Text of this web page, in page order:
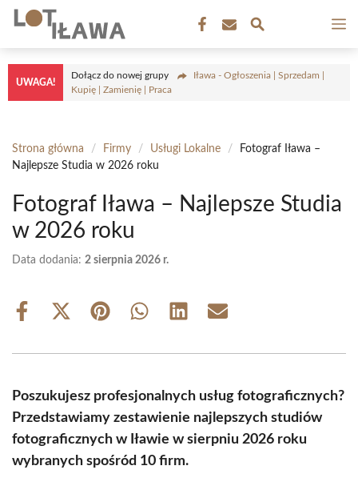
Przejdź
treści
UWAGA!
Dołącz do nowej grupy
Iława - Ogłoszenia | Sprzedam |
Kupię | Zamienię | Praca
Strona główna / Firmy / Usługi Lokalne /
Fotograf Iława –
Najlepsze Studia w 2026 roku
Fotograf Iława – Najlepsze Studia
w 2026 roku
Data dodania: 2 sierpnia 2026 r.
Share
Share
(Twitter)
Share Share Share Share
Poszukujesz profesjonalnych usług fotograficznych?
Przedstawiamy zestawienie najlepszych studiów
fotograficznych w Iławie w sierpniu 2026 roku
wybranych spośród 10 firm.